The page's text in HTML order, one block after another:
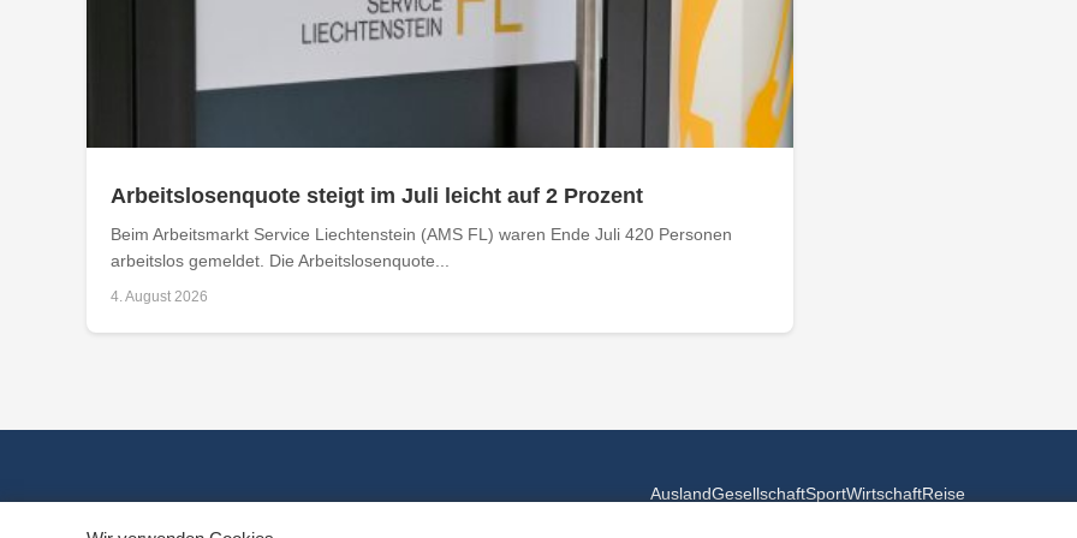
Arbeitslosenquote steigt im Juli leicht auf 2 Prozent
Beim Arbeitsmarkt Service Liechtenstein (AMS FL) waren Ende Juli 420 Personen
arbeitslos gemeldet. Die Arbeitslosenquote...
4. August 2026
AuslandGesellschaftSportWirtschaftReise